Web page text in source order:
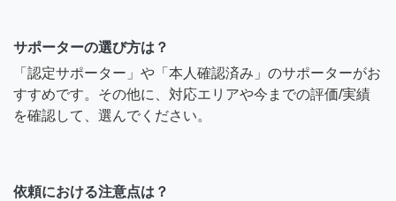
サポーターの選び方は？
「認定サポーター」や「本人確認済み」のサポーターがお
すすめです。その他に、対応エリアや今までの評価/実績
を確認して、選んでください。
依頼における注意点は？